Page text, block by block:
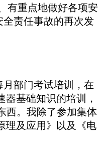
有重点地做好各项安
责任事故的再次发
部门考试培训，在
基础知识的培训，
西。我除了参加集体
理及应用》以及《电